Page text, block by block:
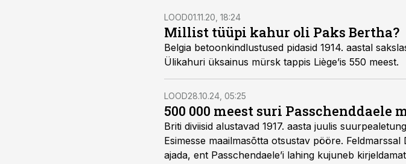
LOOD01.11.20, 18:24
Millist tüüpi kahur oli Paks Bertha?
Belgia betoonkindlustused pidasid 1914. aastal
Ülikahuri üksainus mürsk tappis Liège’is 550 meest.
LOOD28.10.24, 05:25
500 000 meest suri Passchenddaele
Briti diviisid alustavad 1917. aasta juulis
Esimesse maailmasõtta otsustav pööre.
ajada, ent Passchendaele’i lahing kujuneb